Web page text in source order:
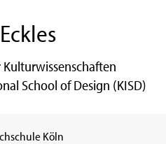
School of Design (KISD)
Köln